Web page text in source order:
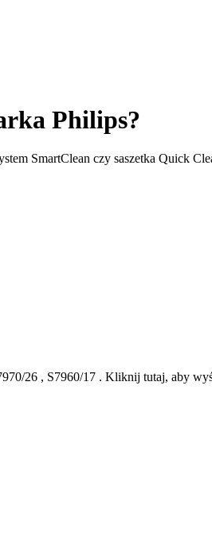
Philips?
SmartClean czy saszetka Quick
26 , S7960/17 . Kliknij tutaj, aby